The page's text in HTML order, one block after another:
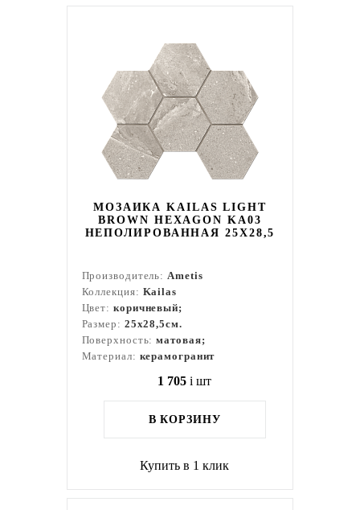
МОЗАИКА KAILAS LIGHT
BROWN HEXAGON KA03
НЕПОЛИРОВАННАЯ 25X28,5
Производитель:Ametis
Коллекция: Kailas
Цвет: коричневый;
Размер: 25x28,5см.
Поверхность:матовая;
Материал: керамогранит
1 705 i шт
В КОРЗИНУ
Купить в 1 клик